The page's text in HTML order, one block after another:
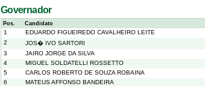
Governador
Pos. Candidato
1 EDUARDO FIGUEIREDO CAVALHEIRO LEITE
2
JOS� IVO SARTORI
3
JAIRO JORGE DA SILVA
4
MIGUEL SOLDATELLI ROSSETTO
5
CARLOS ROBERTO DE SOUZA ROBAINA
6
MATEUS AFFONSO BANDEIRA